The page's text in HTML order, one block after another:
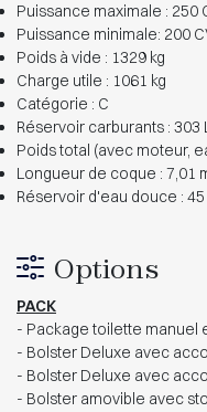
Puissance maximale : 250
Puissance minimale: 200
Poids à vide : 1329 kg
Charge utile : 1061 kg
Catégorie : C
Réservoir carburants : 303
Poids total (avec moteur,
Longueur de coque : 7,01
Réservoir d'eau douce : 45
Options
PACK
- Package toilette manuel
- Bolster Deluxe avec
- Bolster Deluxe avec
- Bolster amovible avec